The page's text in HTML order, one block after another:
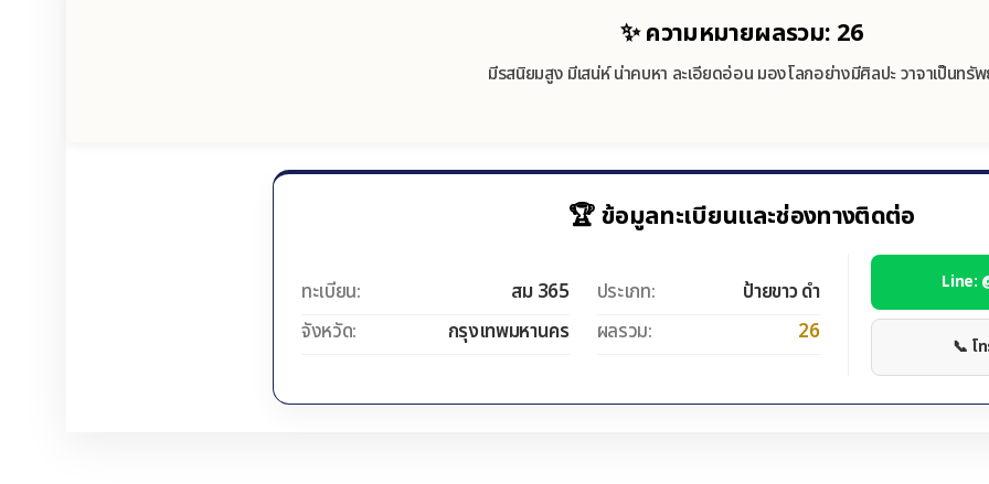
✨ ความหมายผลรวม: 26
มีรสนิยมสูง มีเสน่ห์ น่าคบหา ละเอียดอ่อน มองโลกอย่างมีศิลปะ วาจาเป็นทรั
🏆 ข้อมูลทะเบียนและช่องทางติดต่อ
ทะเบียน:
สม 365
จังหวัด:
กรุงเทพมหานคร
ประเภท:
ป้ายขาว ดำ
ผลรวม:
26
Line:
📞 โ